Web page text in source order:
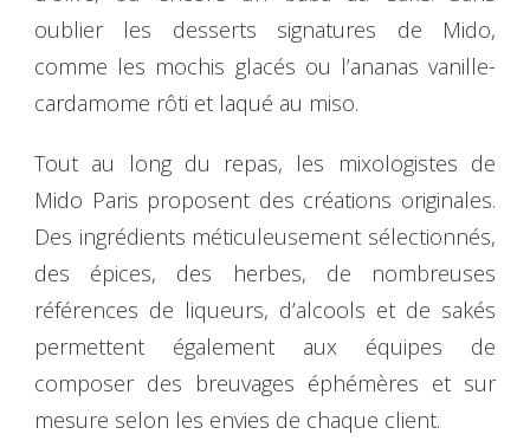
oublier les desserts signatures de Mido,
comme les mochis glacés ou l’ananas vanille-
cardamome rôti et laqué au miso.
Tout au long du repas, les mixologistes de
Mido Paris proposent des créations originales.
Des ingrédients méticuleusement sélectionnés,
des épices, des herbes, de nombreuses
références de liqueurs, d’alcools et de sakés
permettent également aux équipes de
composer des breuvages éphémères et sur
mesure selon les envies de chaque client.